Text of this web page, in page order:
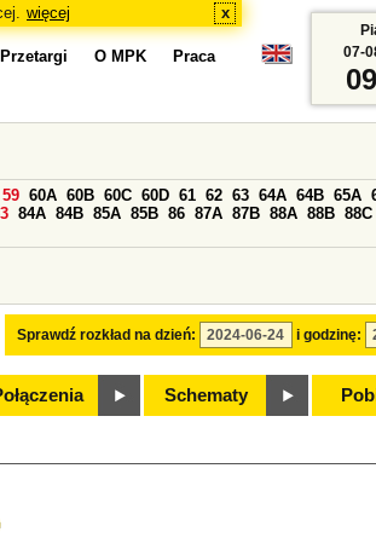
więcej x
Przetargi O MPK Praca
Sprawdź rozkład na dzień: i godzinę:
59 60A 60B 60C 60D 61 62 63 64A 64B 65A
84A 84B 85A 85B 86 87A 87B 88A 88B 88C
Schematy
07-